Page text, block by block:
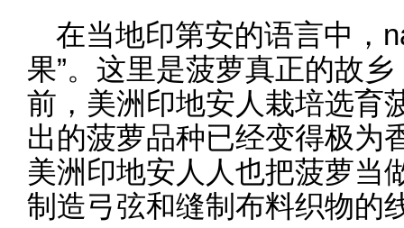
在当地印第安的语言中，
果”。这里是菠萝真正的故乡
前，美洲印地安人栽培选育
出的菠萝品种已经变得极为
美洲印地安人人也把菠萝当
制造弓弦和缝制布料织物的